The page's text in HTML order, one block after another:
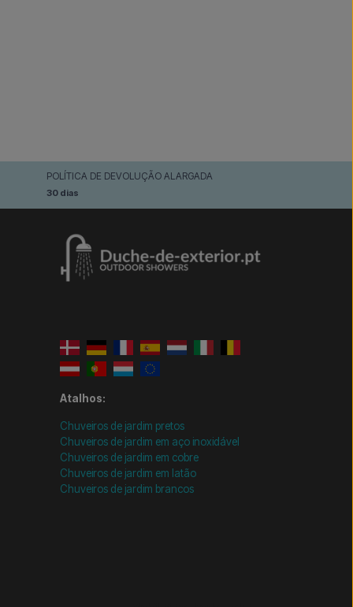
POLÍTICA DE DEVOLUÇÃO ALARGADA
30 dias
Atalhos:
Chuveiros de jardim pretos
Chuveiros de jardim em aço inoxidável
Chuveiros de jardim em cobre
Chuveiros de jardim em latão
Chuveiros de jardim brancos